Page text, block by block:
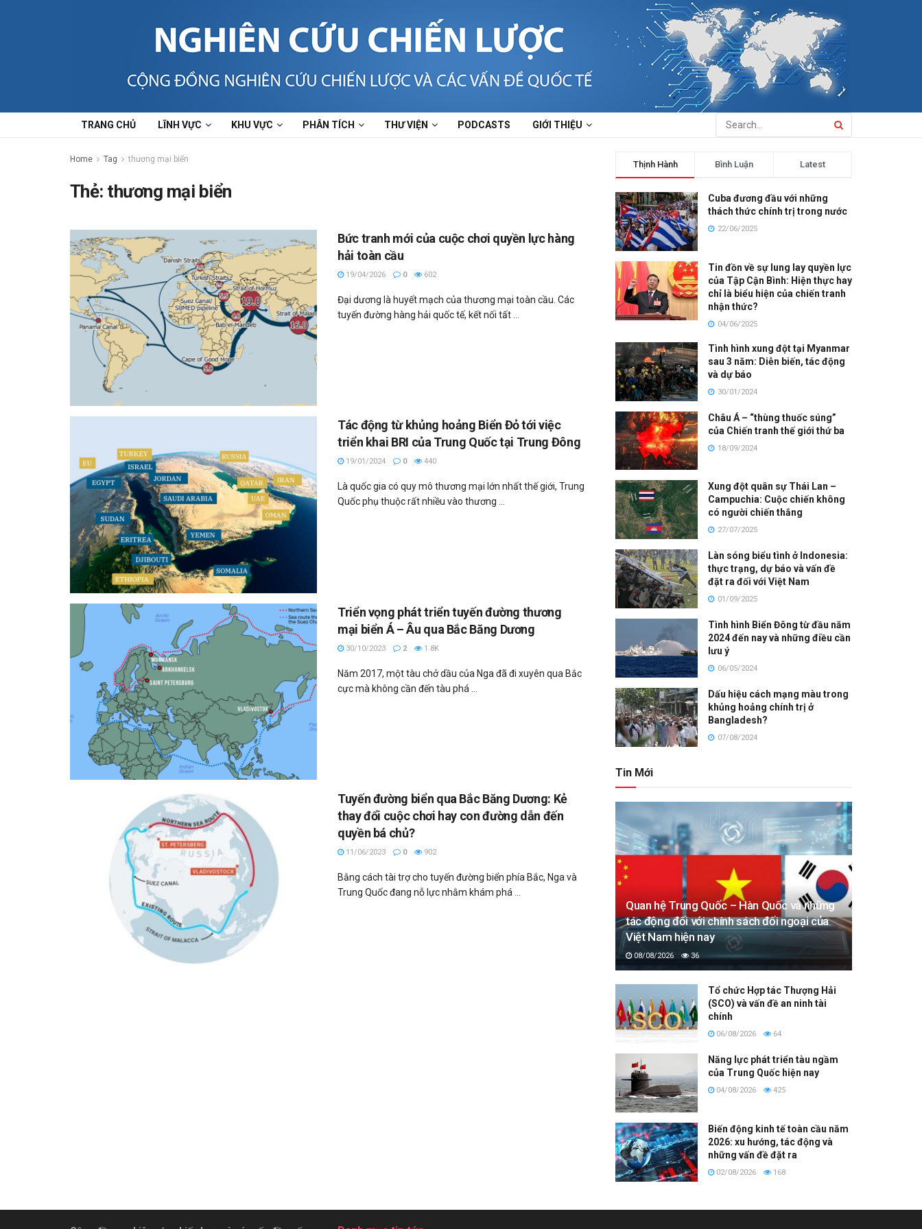
TRANG CHỦ LĨNH VỰC KHU VỰC PHÂN TÍCH THƯ VIỆN PODCASTS GIỚI THIỆU
Home Tag thương mại biển
Thẻ: thương mại biển
Bức tranh mới của cuộc chơi quyền lực hàng
hải toàn cầu
19/04/2026 0 602
Đại dương là huyết mạch của thương mại toàn cầu. Các
tuyến đường hàng hải quốc tế, kết nối tất ...
Tác động từ khủng hoảng Biển Đỏ tới việc
triển khai BRI của Trung Quốc tại Trung Đông
19/01/2024 0 440
Là quốc gia có quy mô thương mại lớn nhất thế giới, Trung
Quốc phụ thuộc rất nhiều vào thương ...
Triển vọng phát triển tuyến đường thương
mại biển Á – Âu qua Bắc Băng Dương
30/10/2023 2 1.8K
Năm 2017, một tàu chở dầu của Nga đã đi xuyên qua Bắc
cực mà không cần đến tàu phá ...
Tuyến đường biển qua Bắc Băng Dương: Kẻ
thay đổi cuộc chơi hay con đường dẫn đến
quyền bá chủ?
11/06/2023 0 902
Bằng cách tài trợ cho tuyến đường biển phía Bắc, Nga và
Trung Quốc đang nỗ lực nhằm khám phá ...
Thịnh Hành Bình Luận Latest
Cuba đương đầu với những
thách thức chính trị trong nước
22/06/2025
Tin đồn về sự lung lay quyền lực
của Tập Cận Bình: Hiện thực hay
chỉ là biểu hiện của chiến tranh
nhận thức?
04/06/2025
Tình hình xung đột tại Myanmar
sau 3 năm: Diễn biến, tác động
và dự báo
30/01/2024
Châu Á – “thùng thuốc súng”
của Chiến tranh thế giới thứ ba
18/09/2024
Xung đột quân sự Thái Lan –
Campuchia: Cuộc chiến không
có người chiến thắng
27/07/2025
Làn sóng biểu tình ở Indonesia:
thực trạng, dự báo và vấn đề
đặt ra đối với Việt Nam
01/09/2025
Tình hình Biển Đông từ đầu năm
2024 đến nay và những điều cần
lưu ý
06/05/2024
Dấu hiệu cách mạng màu trong
khủng hoảng chính trị ở
Bangladesh?
07/08/2024
Tin Mới
Quan hệ Trung Quốc – Hàn Quốc và những
tác động đối với chính sách đối ngoại của
Việt Nam hiện nay
08/08/2026 36
Tổ chức Hợp tác Thượng Hải
(SCO) và vấn đề an ninh tài
chính
06/08/2026 64
Năng lực phát triển tàu ngầm
của Trung Quốc hiện nay
04/08/2026 425
Biến động kinh tế toàn cầu năm
2026: xu hướng, tác động và
những vấn đề đặt ra
02/08/2026 168